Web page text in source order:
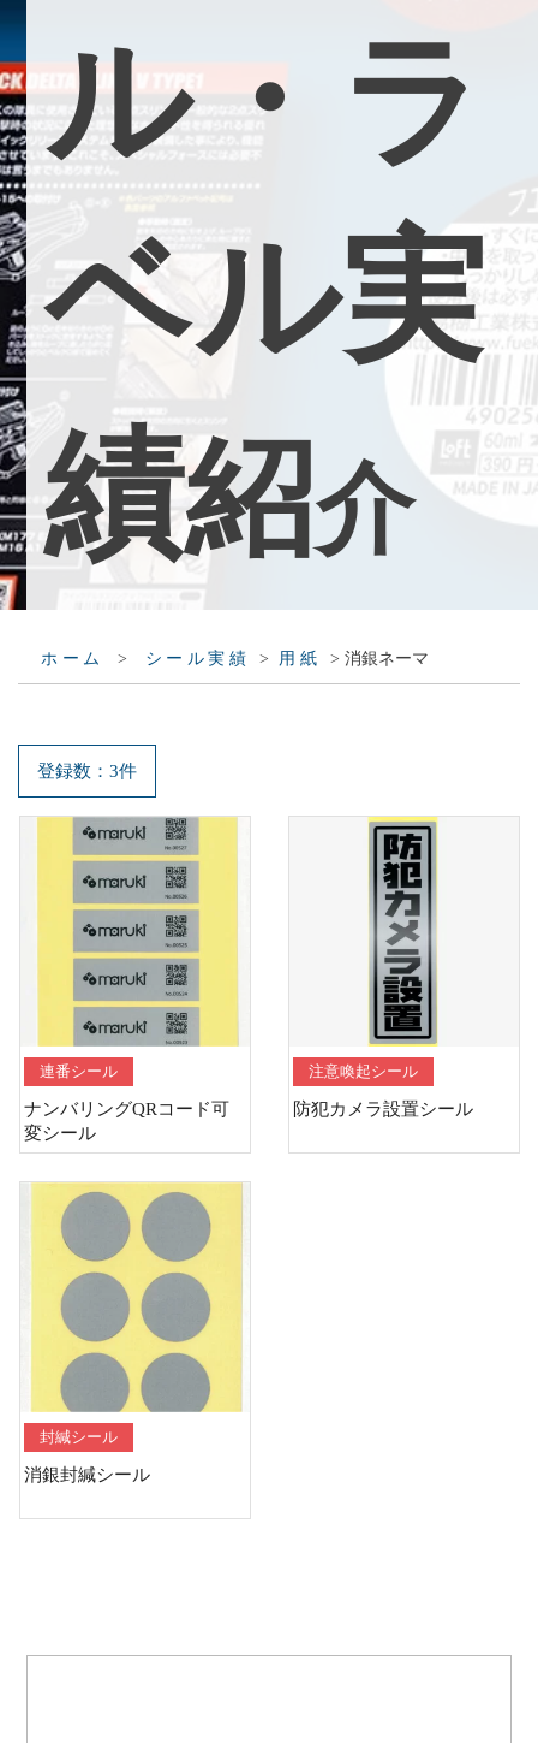
ル・ ラ
ベル実
績紹介
ホーム > シール実績 > 用紙 >消銀ネーマ
登録数：3件
連番シール
ナンバリングQRコード可
変シール
注意喚起シール
防犯カメラ設置シール
封緘シール
消銀封緘シール